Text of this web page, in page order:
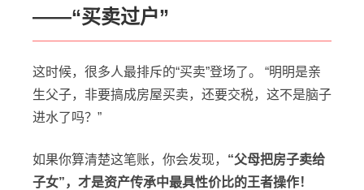
——“买卖过户”
这时候，很多人最排斥的“买卖”登场了。 “明明是亲
生父子，非要搞成房屋买卖，还要交税，这不是脑子
进水了吗？”
如果你算清楚这笔账，你会发现， “父母把房子卖给
子女”，才是资产传承中最具性价比的王者操作！